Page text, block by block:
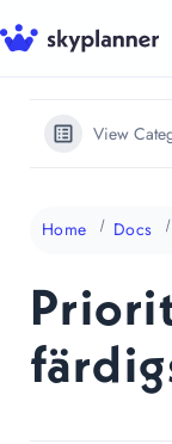
Hoppa
till
View
Home Docs